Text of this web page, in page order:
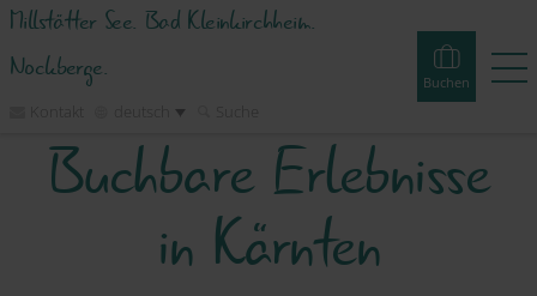
Millstätter See. Bad Kleinkirchheim.
Nockberge.
Buchen
Buchen Erlebnisse Webcams Touren Events
Unterkünfte
Buchbare Erlebnisse
in Kärnten